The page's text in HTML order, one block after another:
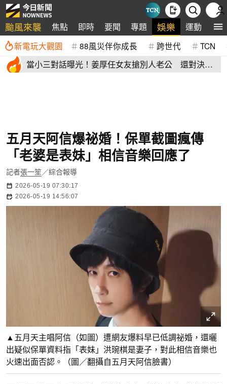
颱風來襲 焦點 即時 要聞 專題 娛樂 運動 全
新電玩大觀園 88風災伴你成長 跨世代 TCN
當小三對話曝光！姜厚任女友搶別人老公 還對決正
五月天阿信爆祕婚！保單截圖瘋傳
「老婆是表妹」相信音樂回應了
記者張一笙／綜合報導
2026-05-19 07:30:17
2026-05-19 14:56:07
▲五月天主唱阿信（如圖）遭網友爆料早已低調祕婚，還曬
出疑似保單資料指「表妹」洪琬棋是妻子，對此相信音樂也
火速出面否認。（圖／翻攝自五月天阿信臉書）